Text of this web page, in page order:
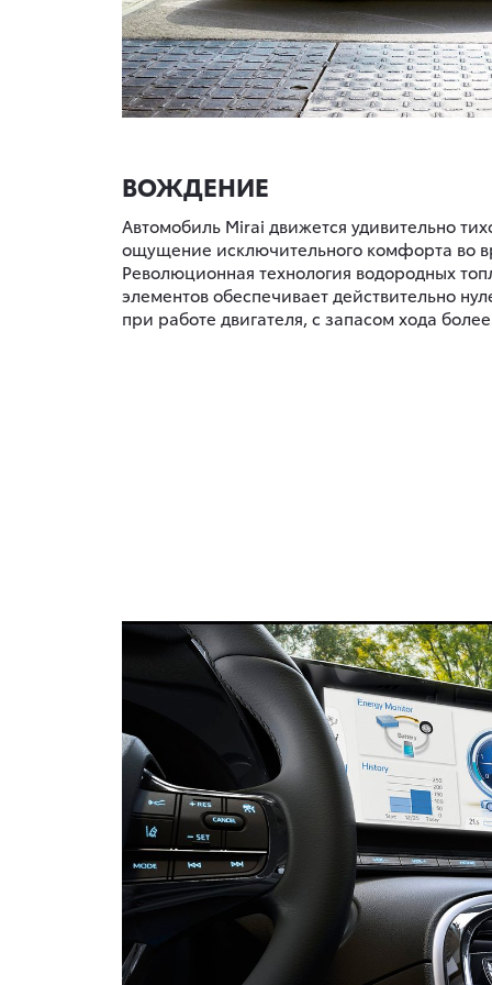
ВОЖДЕНИЕ
Автомобиль Mirai движется удивительно
ощущение исключительного комфорта во
Революционная технология водородных
элементов обеспечивает действительно
при работе двигателя, с запасом хода